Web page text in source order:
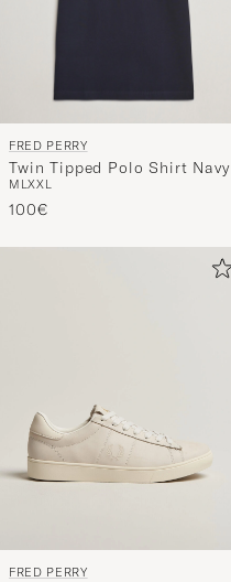
FRED PERRY
Twin Tipped Polo Shirt Navy
M LXXL
100€
FRED PERRY